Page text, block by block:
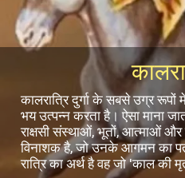
कालरात्रि दुर्गा के सबसे उग्र
भय उत्पन्न करता है। ऐसा माना
राक्षसी संस्थाओं, भूतों, आत्माओं
विनाशक है, जो उनके आगमन का
रात्रि का अर्थ है वह जो 'काल की